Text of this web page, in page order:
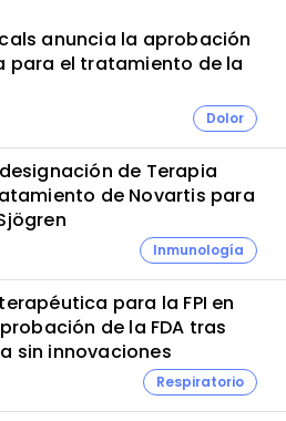
Melilla Murcia Orense
Pamplona
Pontevedra
Vizcaya Zamora
anuncia la aprobación
para el tratamiento de la
Dolor
de Terapia
de Novartis para
Inmunología
para la FPI en
de la FDA tras
sin innovaciones
Respiratorio